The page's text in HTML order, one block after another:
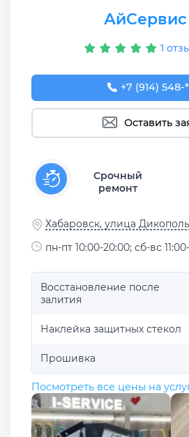
АйСервис
1
+7 (914) 548-
+7 (914) 548-
Оставить
Срочный
ремонт
Хабаровск, улица
пн-пт 10:00-20:00; сб-вс
Восстановление после
залития
Наклейка защитных стекол
Прошивка
Посмотреть все цены на